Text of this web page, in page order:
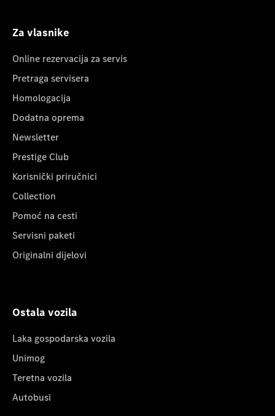
Za vlasnike
Online rezervacija za servis
Pretraga servisera
Homologacija
Dodatna oprema
Newsletter
Prestige Club
Korisnički priručnici
Collection
Pomoć na cesti
Servisni paketi
Originalni dijelovi
Ostala vozila
Laka gospodarska vozila
Unimog
Teretna vozila
Autobusi